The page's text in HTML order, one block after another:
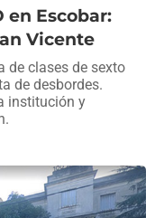
en Escobar:
Vicente
de clases de sexto
de desbordes.
institución y